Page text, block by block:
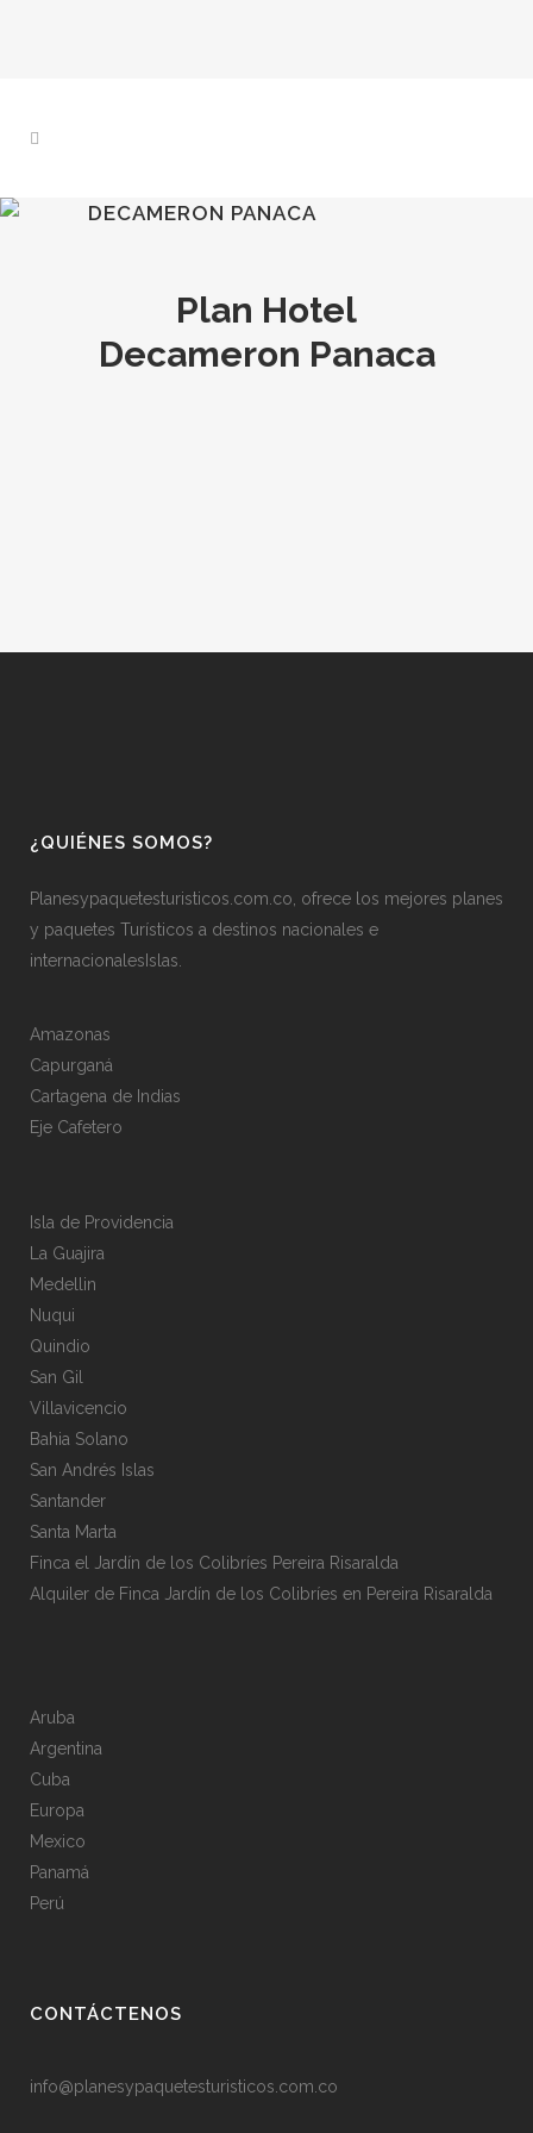
DECAMERON PANACA
Plan Hotel
Decameron Panaca
¿QUIÉNES SOMOS?
Planesypaquetesturisticos.com.co, ofrece los mejores planes
y paquetes Turísticos a destinos nacionales e
internacionalesIslas.
Amazonas
Capurganá
Cartagena de Indias
Eje Cafetero
Isla de Providencia
La Guajira
Medellin
Nuqui
Quindio
San Gil
Villavicencio
Bahia Solano
San Andrés Islas
Santander
Santa Marta
Finca el Jardín de los Colibríes Pereira Risaralda
Alquiler de Finca Jardín de los Colibríes en Pereira Risaralda
Aruba
Argentina
Cuba
Europa
Mexico
Panamá
Perú
CONTÁCTENOS
info@planesypaquetesturisticos.com.co